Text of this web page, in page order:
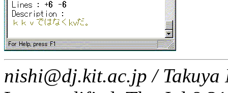
nishi@dj.kit.ac.jp / Takuya